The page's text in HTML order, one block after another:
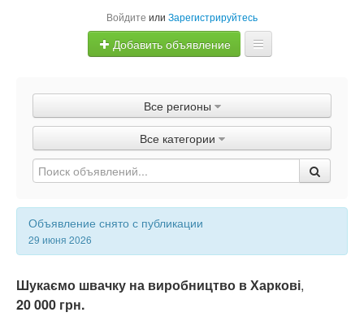
Войдите или Зарегистрируйтесь
Добавить объявление
Объявления
Быстрая продажа
Все регионы
Все категории
Объявление снято с публикации
29 июня 2026
Шукаємо швачку на виробництво в Харкові,
20 000 грн.